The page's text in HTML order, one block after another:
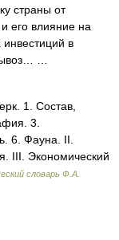
страны от
его влияние на
инвестиций в
…
1. Состав,
3.
6. Фауна. II.
III. Экономический
словарь Ф.А.